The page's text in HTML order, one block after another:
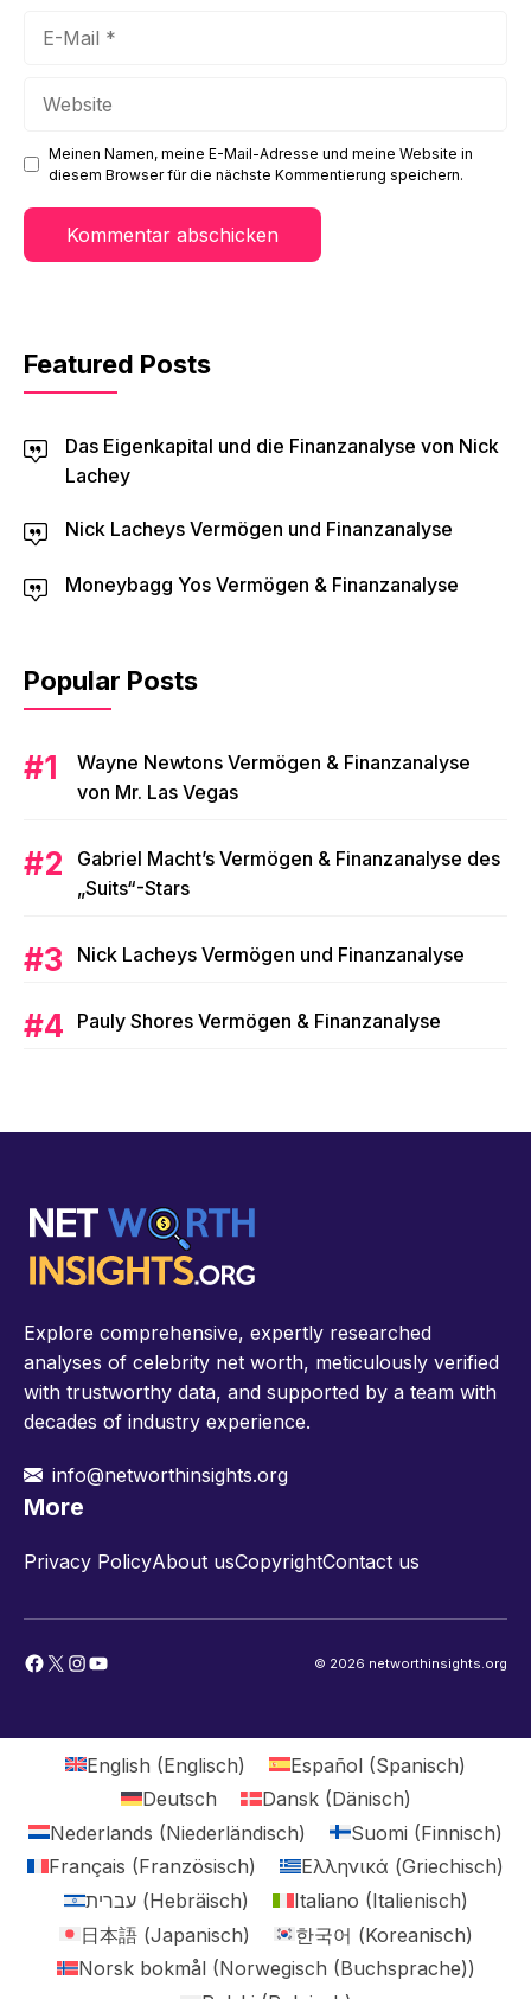
Meinen Namen, meine E-Mail-Adresse und meine Website in
diesem Browser für die nächste Kommentierung speichern.
Featured Posts
Das Eigenkapital und die Finanzanalyse von Nick
Lachey
Nick Lacheys Vermögen und Finanzanalyse
Moneybagg Yos Vermögen & Finanzanalyse
Popular Posts
Wayne Newtons Vermögen & Finanzanalyse
von Mr. Las Vegas
Gabriel Macht’s Vermögen & Finanzanalyse des
„Suits“-Stars
Nick Lacheys Vermögen und Finanzanalyse
Pauly Shores Vermögen & Finanzanalyse
Explore comprehensive, expertly researched
analyses of celebrity net worth, meticulously verified
with trustworthy data, and supported by a team with
decades of industry experience.
info@networthinsights.org
More
Privacy PolicyAbout usCopyrightContact us
Facebook
X Instagram
YouTube © 2026 networthinsights.org
English (Englisch) Español (Spanisch)
Deutsch
Dansk(Dänisch)
Nederlands (Niederländisch) Suomi (Finnisch)
Français (Französisch) Ελληνικά (Griechisch)
עברית(Hebräisch) Italiano (Italienisch)
日本語(Japanisch) 한국어 (Koreanisch)
Norsk bokmål(Norwegisch (Buchsprache))